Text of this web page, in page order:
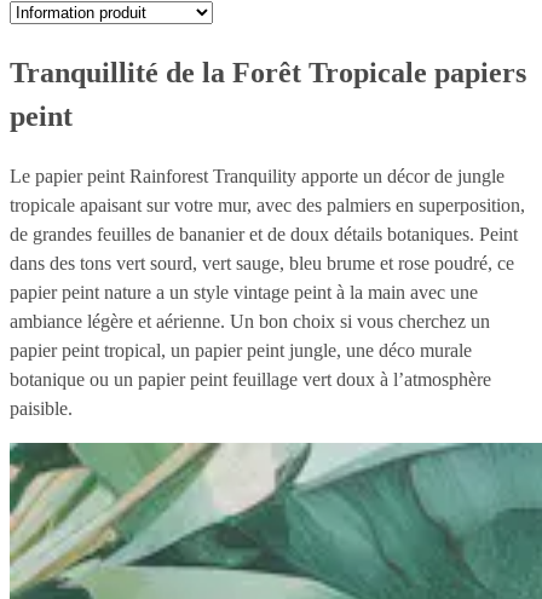
Tranquillité de la Forêt Tropicale papiers
peint
Le papier peint Rainforest Tranquility apporte un décor de jungle
tropicale apaisant sur votre mur, avec des palmiers en superposition,
de grandes feuilles de bananier et de doux détails botaniques. Peint
dans des tons vert sourd, vert sauge, bleu brume et rose poudré, ce
papier peint nature a un style vintage peint à la main avec une
ambiance légère et aérienne. Un bon choix si vous cherchez un
papier peint tropical, un papier peint jungle, une déco murale
botanique ou un papier peint feuillage vert doux à l’atmosphère
paisible.